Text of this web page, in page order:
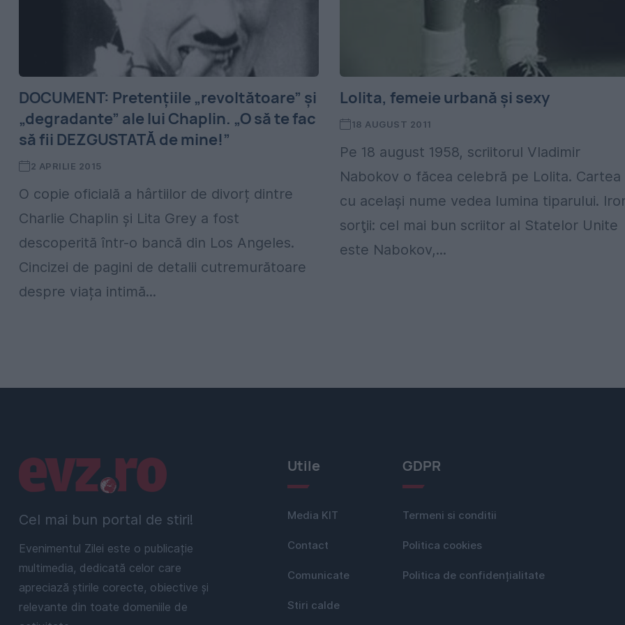
DOCUMENT: Pretențiile „revoltătoare” și
„degradante” ale lui Chaplin. „O să te fac
să fii DEZGUSTATĂ de mine!”
2 APRILIE 2015
O copie oficială a hârtiilor de divorț dintre
Charlie Chaplin și Lita Grey a fost
descoperită într-o bancă din Los Angeles.
Cincizei de pagini de detalii cutremurătoare
despre viața intimă...
Lolita, femeie urbană şi sexy
18 AUGUST 2011
Pe 18 august 1958, scriitorul Vladimir
Nabokov o făcea celebră pe Lolita. Cartea
cu acelaşi nume vedea lumina tiparului.
sorţii: cel mai bun scriitor al Statelor Unite
este Nabokov,...
Cel mai bun portal de stiri!
Evenimentul Zilei este o publicație
multimedia, dedicată celor care
apreciază știrile corecte, obiective și
relevante din toate domeniile de
Linkuri utile Utile
Media KIT
Contact
Comunicate
Stiri calde
GDPR
Termeni si conditii
Politica cookies
Politica de confidențialitate